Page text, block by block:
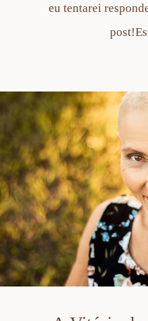
eu tentarei